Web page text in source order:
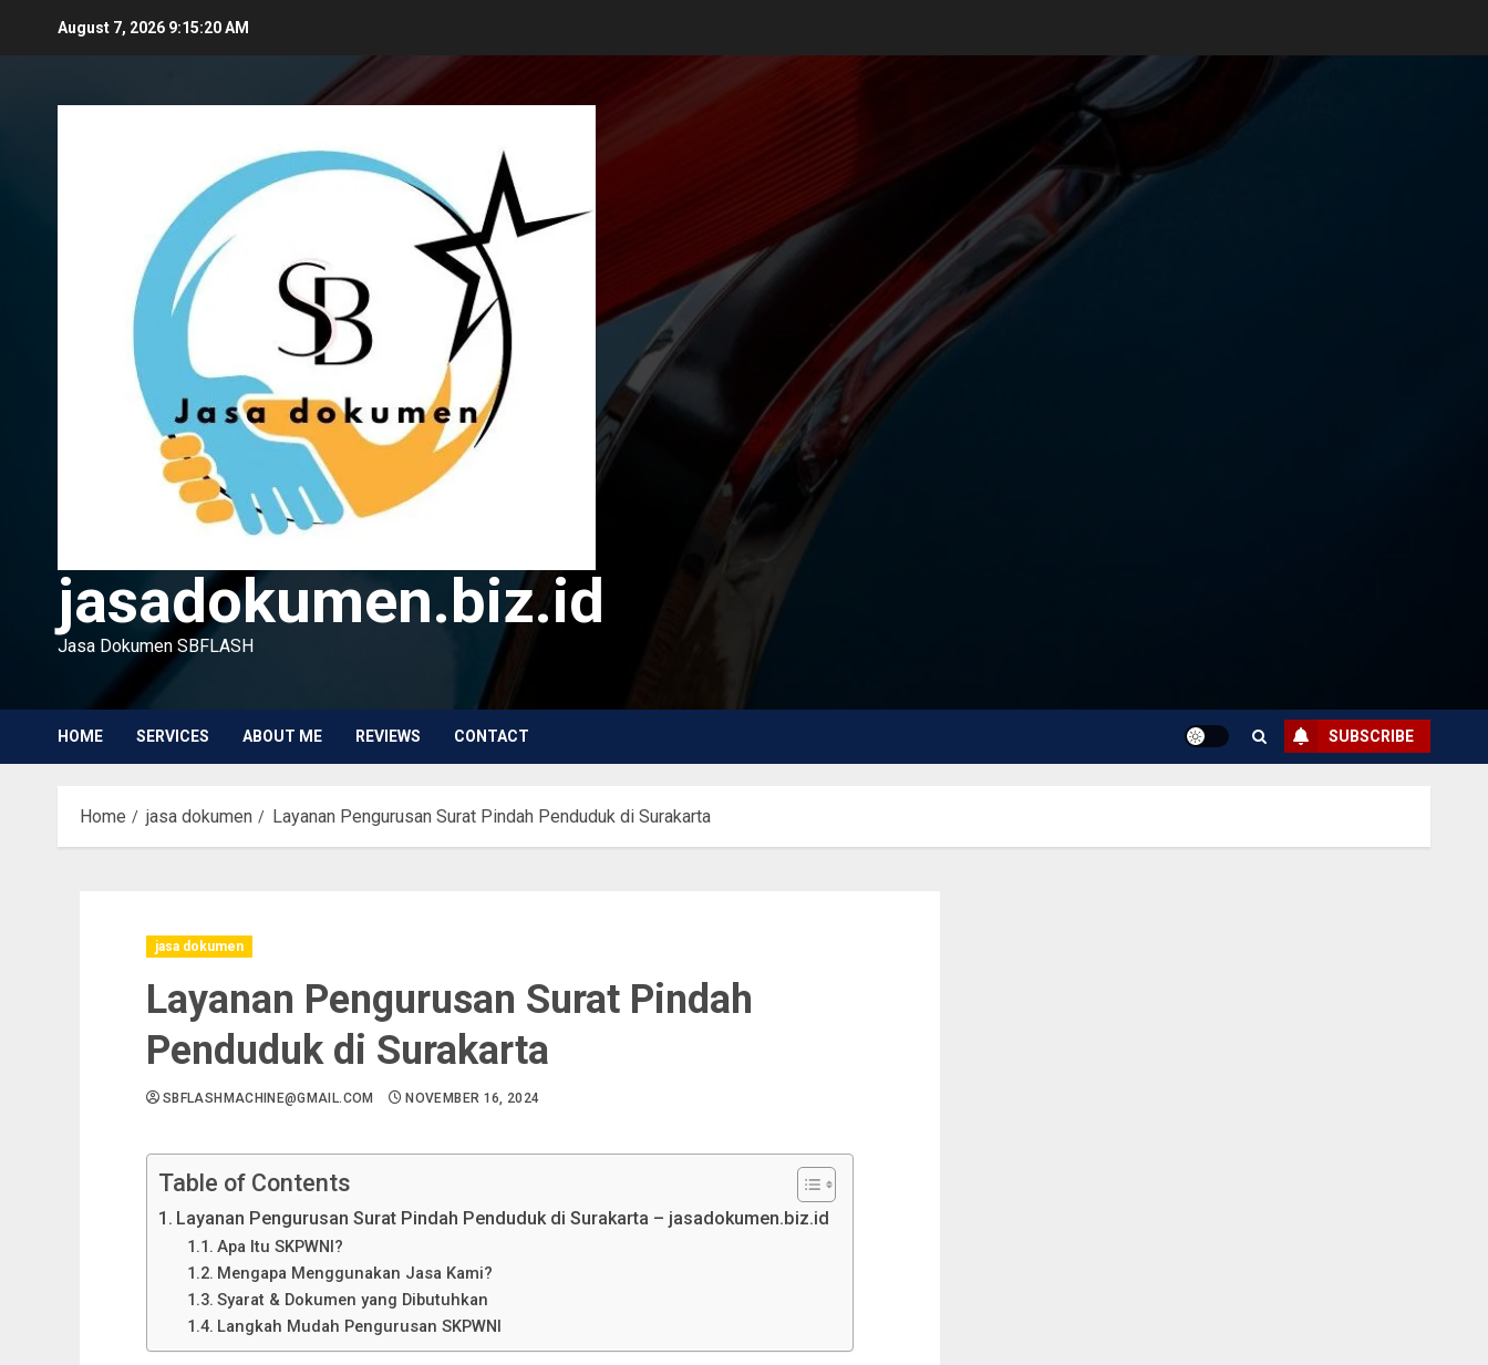
August 7, 2026 9:15:21 AM
jasadokumen.biz.id
Jasa Dokumen SBFLASH
HOME SERVICES ABOUT ME REVIEWS CONTACT SUBSCRIBE
Home jasa dokumen Layanan Pengurusan Surat Pindah Penduduk di Surakarta
jasa dokumen
Layanan Pengurusan Surat Pindah
Penduduk di Surakarta
SBFLASHMACHINE@GMAIL.COM NOVEMBER 16, 2024
Table of Contents
Layanan Pengurusan Surat Pindah Penduduk di Surakarta – jasadokumen.biz.id
Apa Itu SKPWNI?
Mengapa Menggunakan Jasa Kami?
Syarat & Dokumen yang Dibutuhkan
Langkah Mudah Pengurusan SKPWNI